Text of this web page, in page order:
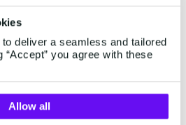
deliver a seamless and tailored
you agree with these
Allow all